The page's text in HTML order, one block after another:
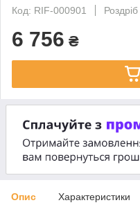
Код: RIF-000901
Роздріб
6 756 ₴
Опис Характеристики